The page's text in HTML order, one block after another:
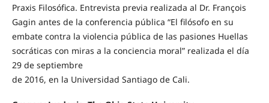
Praxis Filosófica. Entrevista previa realizada al Dr. François
Gagin antes de la conferencia pública “El filósofo en su
embate contra la violencia pública de las pasiones Huellas
socráticas con miras a la conciencia moral” realizada el día
29 de septiembre
de 2016, en la Universidad Santiago de Cali.